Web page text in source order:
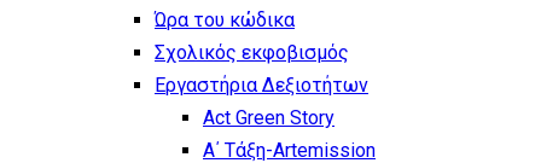
Ώρα του κώδικα
Σχολικός εκφοβισμός
Εργαστήρια Δεξιοτήτων
Act Green Story
Α΄ Τάξη-Artemission